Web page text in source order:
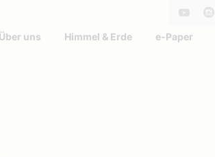
Über uns Himmel & Erde e-Paper